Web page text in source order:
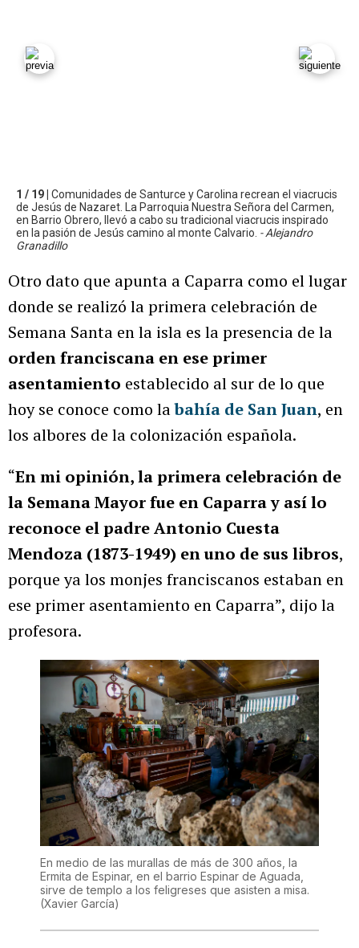
1 / 19 | Comunidades de Santurce y Carolina recrean el viacrucis
de Jesús de Nazaret. La Parroquia Nuestra Señora del Carmen,
en Barrio Obrero, llevó a cabo su tradicional viacrucis inspirado
en la pasión de Jesús camino al monte Calvario. - Alejandro
Granadillo
Otro dato que apunta a Caparra como el lugar
donde se realizó la primera celebración de
Semana Santa en la isla es la presencia de la
orden franciscana en ese primer
asentamiento establecido al sur de lo que
hoy se conoce como labahía de San Juan, en
los albores de la colonización española.
“En mi opinión, la primera celebración de
la Semana Mayor fue en Caparra y así lo
reconoce el padre Antonio Cuesta
Mendoza (1873-1949) en uno de sus libros,
porque ya los monjes franciscanos estaban en
ese primer asentamiento en Caparra”, dijo la
profesora.
En medio de las murallas de más de 300 años, la
Ermita de Espinar, en el barrio Espinar de Aguada,
sirve de templo a los feligreses que asisten a misa.
(Xavier García)